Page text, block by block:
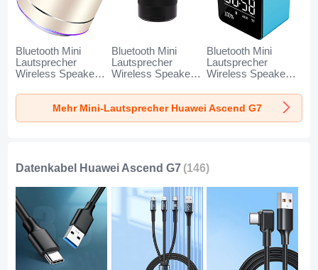
Bluetooth Mini
Lautsprecher
Wireless Speaker
Huawei Ascend G7
Bluetooth Mini
Lautsprecher
Wireless Speaker
Huawei Ascend G7
Schwarz
Bluetooth Mini
Lautsprecher
Wireless Speaker
Huawei Ascend G7
Blau
Mehr Mini-Lautsprecher Huawei Ascend G7
Datenkabel Huawei Ascend G7 (146)